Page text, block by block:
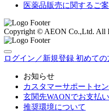
医薬品販売に関するご
Copyright © AEON Co.,Ltd. All
ログイン／新規登録 初めての
お知らせ
カスタマーサポートセ
玄関先WAONでお支払
推奨環境について